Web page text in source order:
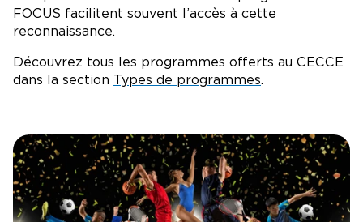
FOCUS facilitent souvent l’accès à cette
reconnaissance.
Découvrez tous les programmes offerts au CECCE
dans la section Types de programmes.